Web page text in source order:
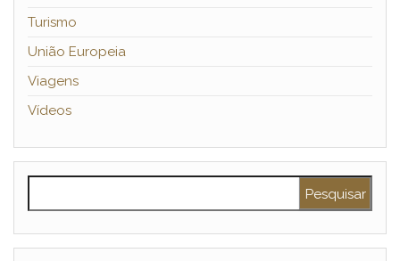
Turismo
União Europeia
Viagens
Vídeos